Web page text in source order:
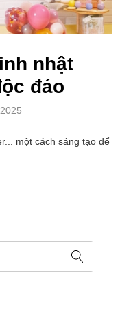
nhật
đáo
một cách sáng tạo để